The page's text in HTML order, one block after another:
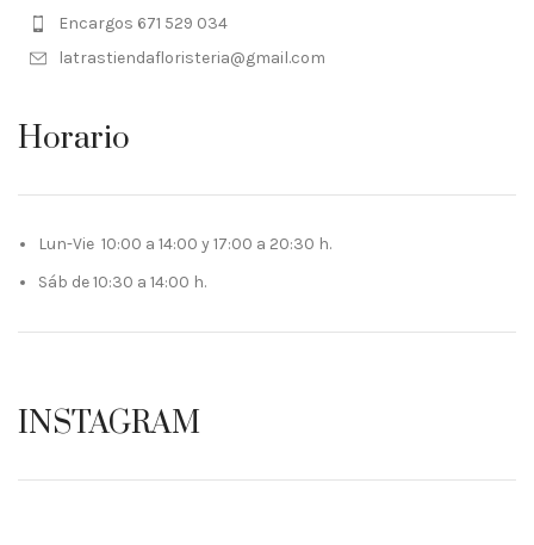
Encargos 671 529 034
latrastiendafloristeria@gmail.com
Horario
Lun-Vie 10:00 a 14:00 y 17:00 a 20:30 h.
Sáb de 10:30 a 14:00 h.
INSTAGRAM